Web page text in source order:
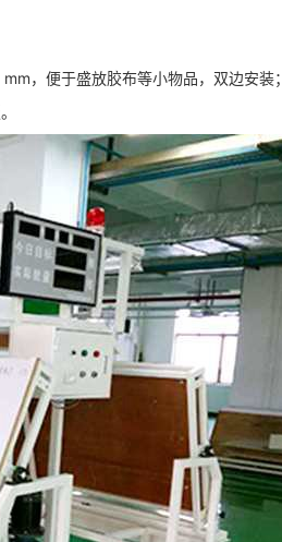
，便于盛放胶布等小物品，双边安装；